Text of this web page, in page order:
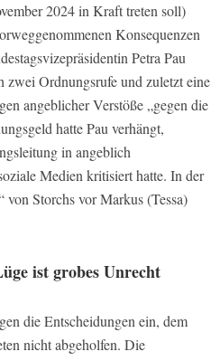
2024 in Kraft treten soll)
Konsequenzen
Petra Pau
zwei Ordnungsrufe und zuletzt eine
angeblicher Verstöße „gegen die
hatte Pau verhängt,
in angeblich
Medien kritisiert hatte. In der
von Storchs vor Markus (Tessa)
ist grobes Unrecht
die Entscheidungen ein, dem
nicht abgeholfen. Die